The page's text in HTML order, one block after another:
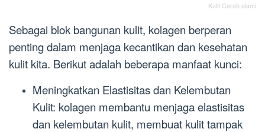
Kulit Cerah alami
Sebagai blok bangunan kulit, kolagen berperan
penting dalam menjaga kecantikan dan kesehatan
kulit kita. Berikut adalah beberapa manfaat kunci:
Meningkatkan Elastisitas dan Kelembutan
Kulit: kolagen membantu menjaga elastisitas
dan kelembutan kulit, membuat kulit tampak